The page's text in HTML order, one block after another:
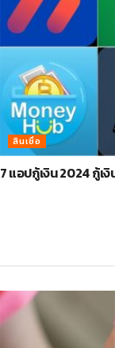
สินเชื่อ
7 แอปกู้เงิน 2024 กู้เ